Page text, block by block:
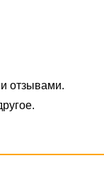
отзывами.